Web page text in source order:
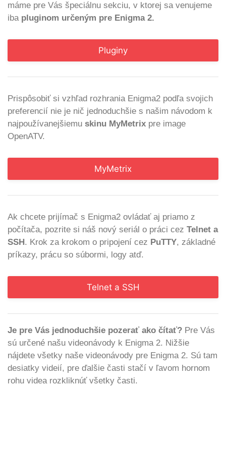
máme pre Vás špeciálnu sekciu, v ktorej sa venujeme
iba pluginom určeným pre Enigma 2.
Pluginy
Prispôsobiť si vzhľad rozhrania Enigma2 podľa svojich
preferencií nie je nič jednoduchšie s našim návodom k
najpoužívanejšiemu skinu MyMetrix pre image
OpenATV.
MyMetrix
Ak chcete prijímač s Enigma2 ovládať aj priamo z
počítača, pozrite si náš nový seriál o práci cez Telnet a
SSH. Krok za krokom o pripojení cez PuTTY, základné
príkazy, prácu so súbormi, logy atď.
Telnet a SSH
Je pre Vás jednoduchšie pozerať ako čítať? Pre Vás
sú určené našu videonávody k Enigma 2. Nižšie
nájdete všetky naše videonávody pre Enigma 2. Sú tam
desiatky videií, pre ďalšie časti stačí v ľavom hornom
rohu videa rozkliknúť všetky časti.